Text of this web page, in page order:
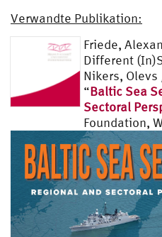
Verwandte Publikation:
Friede,
Different
Nikers, Olevs
“Baltic Sea
Sectoral
Foundation,